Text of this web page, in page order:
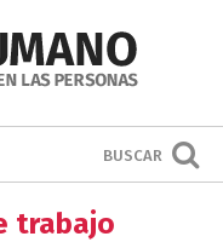
BUSCAR
trabajo